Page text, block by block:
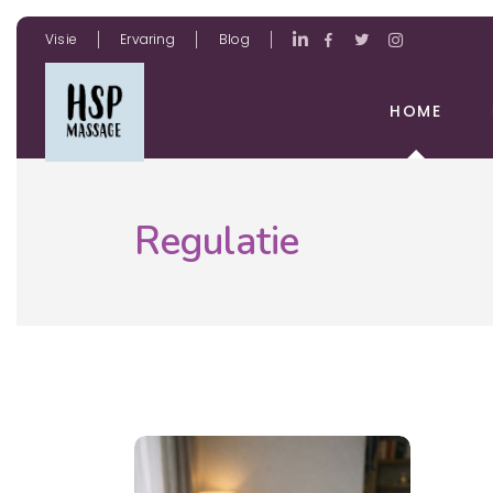
Visie Ervaring Blog
HOME
Regulatie